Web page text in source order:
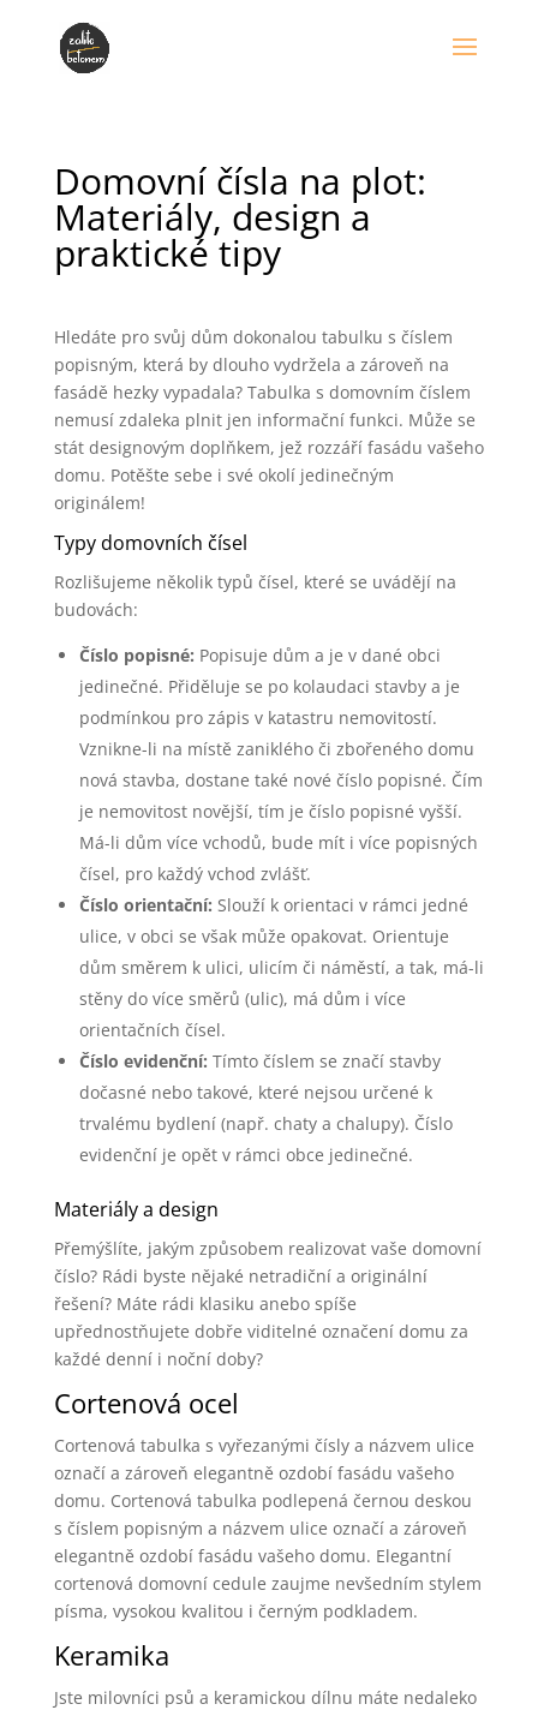
Domovní čísla na plot:
Materiály, design a
praktické tipy
Hledáte pro svůj dům dokonalou tabulku s číslem
popisným, která by dlouho vydržela a zároveň na
fasádě hezky vypadala? Tabulka s domovním číslem
nemusí zdaleka plnit jen informační funkci. Může se
stát designovým doplňkem, jež rozzáří fasádu vašeho
domu. Potěšte sebe i své okolí jedinečným
originálem!
Typy domovních čísel
Rozlišujeme několik typů čísel, které se uvádějí na
budovách:
Číslo popisné: Popisuje dům a je v dané obci
jedinečné. Přiděluje se po kolaudaci stavby a je
podmínkou pro zápis v katastru nemovitostí.
Vznikne-li na místě zaniklého či zbořeného domu
nová stavba, dostane také nové číslo popisné. Čím
je nemovitost novější, tím je číslo popisné vyšší.
Má-li dům více vchodů, bude mít i více popisných
čísel, pro každý vchod zvlášť.
Číslo orientační: Slouží k orientaci v rámci jedné
ulice, v obci se však může opakovat. Orientuje
dům směrem k ulici, ulicím či náměstí, a tak, má-li
stěny do více směrů (ulic), má dům i více
orientačních čísel.
Číslo evidenční: Tímto číslem se značí stavby
dočasné nebo takové, které nejsou určené k
trvalému bydlení (např. chaty a chalupy). Číslo
evidenční je opět v rámci obce jedinečné.
Materiály a design
Přemýšlíte, jakým způsobem realizovat vaše domovní
číslo? Rádi byste nějaké netradiční a originální
řešení? Máte rádi klasiku anebo spíše
upřednostňujete dobře viditelné označení domu za
každé denní i noční doby?
Cortenová ocel
Cortenová tabulka s vyřezanými čísly a názvem ulice
označí a zároveň elegantně ozdobí fasádu vašeho
domu. Cortenová tabulka podlepená černou deskou
s číslem popisným a názvem ulice označí a zároveň
elegantně ozdobí fasádu vašeho domu. Elegantní
cortenová domovní cedule zaujme nevšedním stylem
písma, vysokou kvalitou i černým podkladem.
Keramika
Jste milovníci psů a keramickou dílnu máte nedaleko